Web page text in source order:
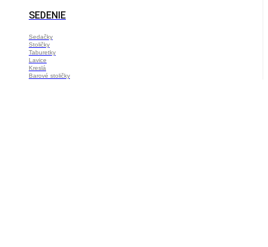
SEDENIE
Sedačky
Stoličky
Taburetky
Lavice
Kreslá
Barové stoličky